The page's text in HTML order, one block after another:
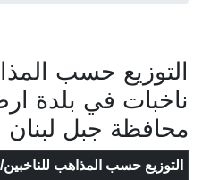
التوزيع حسب
ناخبات في بلدة
محافظة جبل لبنان
التوزيع حسب المذاهب